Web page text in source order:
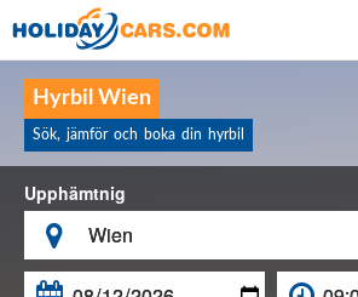
Hyrbil Wien
Sök, jämför och boka din hyrbil
Upphämtnig
